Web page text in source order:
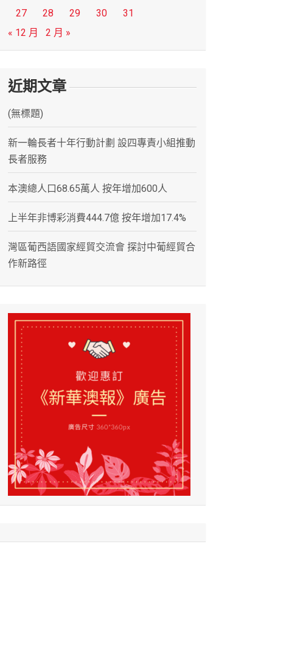
27
28 29 30
31
« 12 月
2 月 »
近期文章
(無標題)
新一輪長者十年行動計劃 設四專責小組推動
長者服務
本澳總人口68.65萬人 按年增加600人
上半年非博彩消費444.7億 按年增加17.4%
灣區葡西語國家經貿交流會 探討中葡經貿合
作新路徑